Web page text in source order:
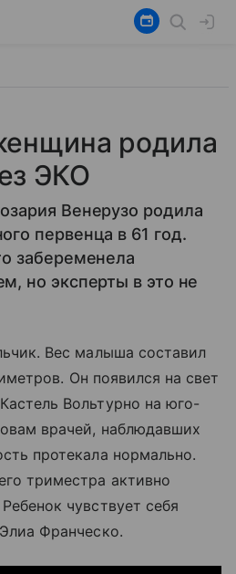
родила
ЭКО
Венерузо родила
первенца в 61 год.
забеременела
но эксперты в это не
Вес малыша составил
Он появился на свет
Вольтурно на юго-
врачей, наблюдавших
протекала нормально.
триместра активно
чувствует себя
Франческо.